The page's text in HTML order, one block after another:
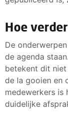
Hoe
De
de agenda
betekent dit
de la gooien en
medewerkers is
duidelijke